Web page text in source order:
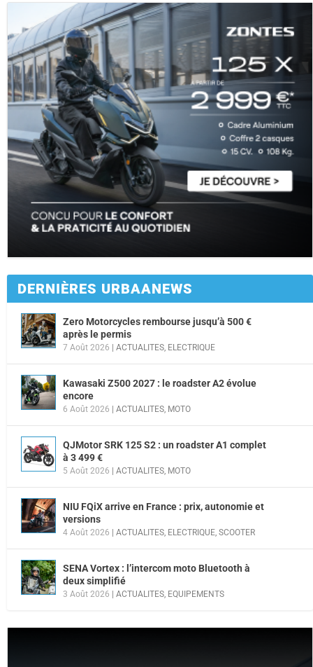
DERNIÈRES URBAANEWS
Zero Motorcycles rembourse jusqu’à 500 €
après le permis
7 Août 2026 ACTUALITES, ELECTRIQUE
Kawasaki Z500 2027 : le roadster A2 évolue
encore
6 Août 2026 ACTUALITES, MOTO
QJMotor SRK 125 S2 : un roadster A1 complet
à 3 499 €
5 Août 2026 ACTUALITES, MOTO
NIU FQiX arrive en France : prix, autonomie et
versions
4 Août 2026 ACTUALITES, ELECTRIQUE, SCOOTER
SENA Vortex : l’intercom moto Bluetooth à
deux simplifié
3 Août 2026 ACTUALITES, EQUIPEMENTS